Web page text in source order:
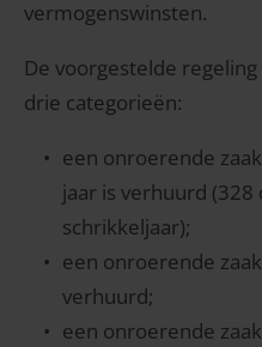
vermogenswinsten.
De voorgestelde
drie categorieën:
een onroerende
jaar is verhuurd (328
schrikkeljaar);
een onroerende
verhuurd;
een onroerende